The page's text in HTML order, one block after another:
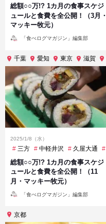
総額○○万!? 1カ月の食事スケジ
ュールと食費を全公開！（3月・
マッキー牧元）
「食べログマガジン」編集部
千葉 愛知 東京 滋賀
2025/1/8（水）
三方 中軽井沢 久屋大通
総額○○万!? 1カ月の食事スケジ
ュールと食費を全公開！（11
月・マッキー牧元）
「食べログマガジン」編集部
京都